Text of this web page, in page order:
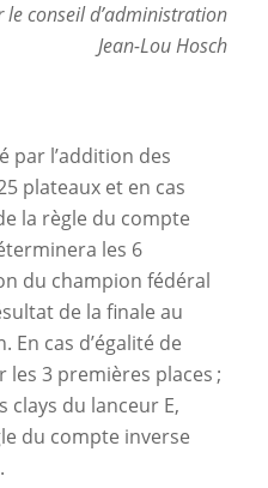
le conseil d’administration
Jean-Lou Hosch
par l’addition des
plateaux et en cas
la règle du compte
les 6
du champion fédéral
de la finale au
cas d’égalité de
3 premières places ;
clays du lanceur E,
du compte inverse